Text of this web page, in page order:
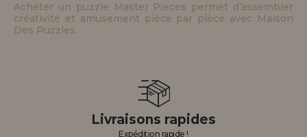
Acheter un puzzle Master Pieces permet d’assembler
créativité et amusement pièce par pièce avec Maison
Des Puzzles.
Livraisons rapides
Expédition rapide !